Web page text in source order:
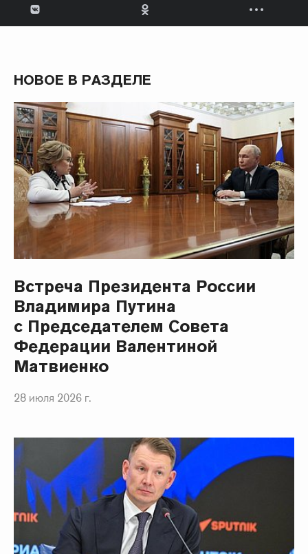
НОВОЕ В РАЗДЕЛЕ
Встреча Президента России
Владимира Путина
с Председателем Совета
Федерации Валентиной
Матвиенко
28 июля 2026 г.